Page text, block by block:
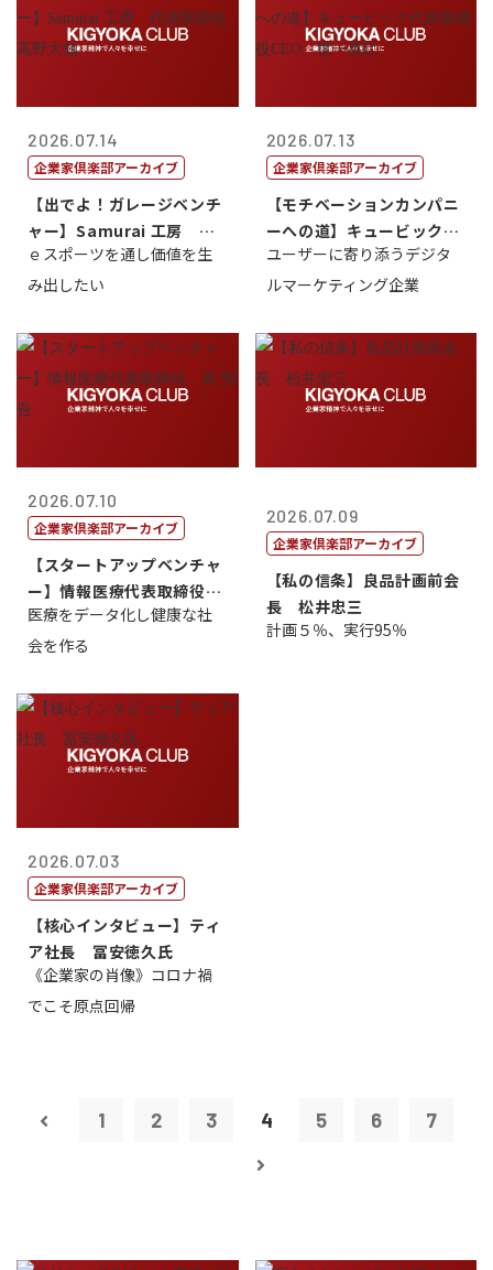
2026.07.14
企業家倶楽部アーカイブ
【出でよ！ガレージベンチ
ャー】Samurai 工房 代
表取締...
ｅスポーツを通し価値を生
み出したい
2026.07.13
企業家倶楽部アーカイブ
【モチベーションカンパニ
ーへの道】キュービック代
表取締役CE...
ユーザーに寄り添うデジタ
ルマーケティング企業
2026.07.10
企業家倶楽部アーカイブ
【スタートアップベンチャ
ー】情報医療代表取締役
原 聖吾
医療をデータ化し健康な社
会を作る
2026.07.09
企業家倶楽部アーカイブ
【私の信条】良品計画前会
長 松井忠三
計画５％、実行95％
2026.07.03
企業家倶楽部アーカイブ
【核心インタビュー】ティ
ア社長 冨安徳久氏
《企業家の肖像》コロナ禍
でこそ原点回帰
1 2 3 4 5 6 7